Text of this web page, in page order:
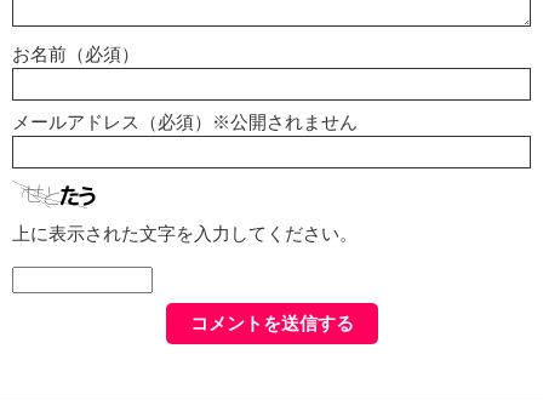
お名前（必須）
メールアドレス（必須）※公開されません
上に表示された文字を入力してください。